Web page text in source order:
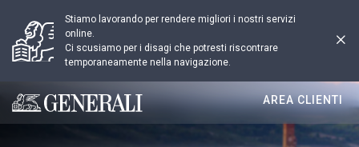
Stiamo lavorando per rendere migliori i nostri servizi
online.
Ci scusiamo per i disagi che potresti riscontrare
temporaneamente nella navigazione.
Generali logo
AREA CLIENTI